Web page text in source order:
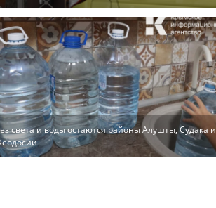
света и воды остаются районы Алушты, Судака и